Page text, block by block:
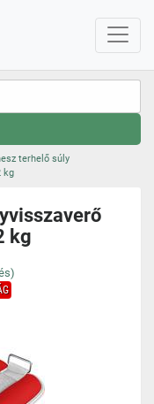
terhelő súly
kg
kg